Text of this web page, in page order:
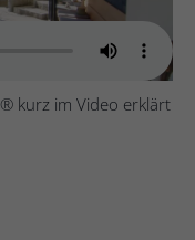
® kurz im Video erklärt